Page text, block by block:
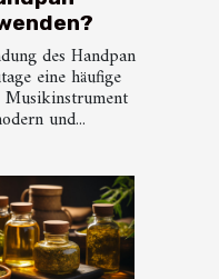
des Handpan
eine häufige
Musikinstrument
und...